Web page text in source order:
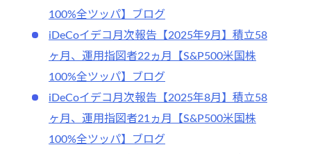
100%全ツッパ】ブログ
iDeCoイデコ月次報告【2025年9月】積立58
ヶ月、運用指図者22ヵ月【S&P500米国株
100%全ツッパ】ブログ
iDeCoイデコ月次報告【2025年8月】積立58
ヶ月、運用指図者21ヵ月【S&P500米国株
100%全ツッパ】ブログ